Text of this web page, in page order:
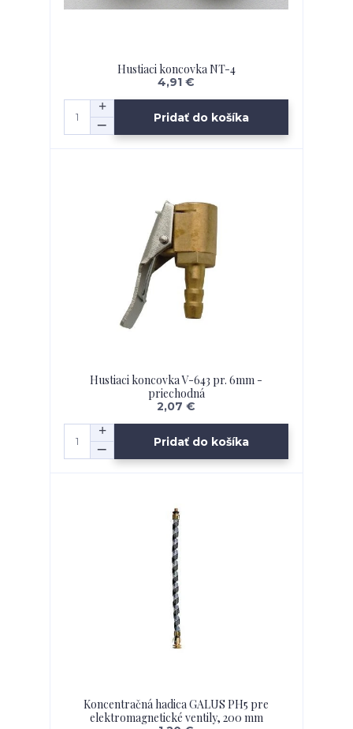
Hustiaci koncovka NT-4
4,91 €
Pridať do košíka
Hustiaci koncovka V-643 pr. 6mm -
priechodná
2,07 €
Pridať do košíka
Koncentračná hadica GALUS PH5 pre
elektromagnetické ventily, 200 mm